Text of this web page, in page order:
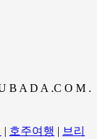
B A D A .C O M .
| 호주여행 | 브리